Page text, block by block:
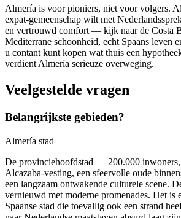
Almería is voor pioniers, niet voor volgers.
expat-gemeenschap wilt met
en vertrouwd comfort — kijk naar de Costa
Mediterrane schoonheid, echt Spaans leven
u contant kunt kopen wat thuis een
verdient Almería serieuze overweging.
Veelgestelde vragen
Belangrijkste gebieden?
Almería stad
De provinciehoofdstad — 200.000 inwoners,
Alcazaba-vesting, een sfeervolle oude
een langzaam ontwakende culturele scene.
vernieuwd met moderne promenades. Het is
Spaanse stad die toevallig ook een strand